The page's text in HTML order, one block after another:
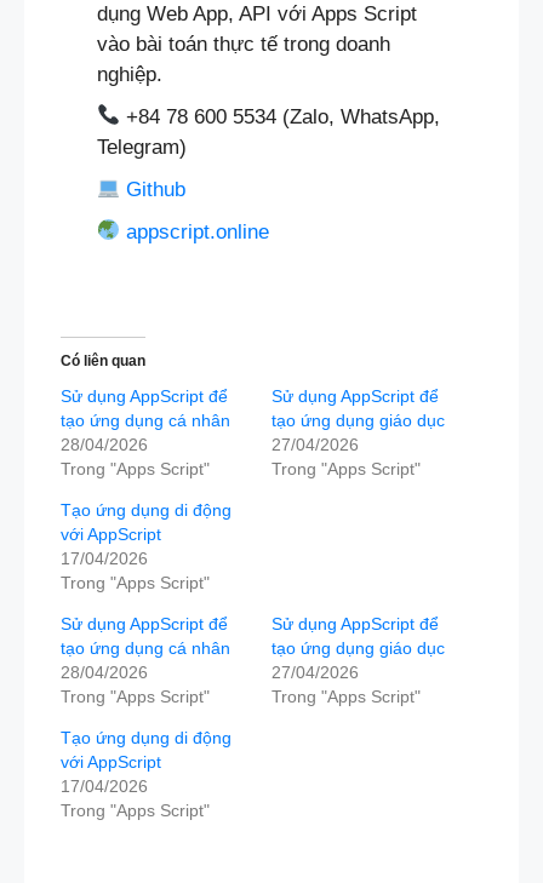
dụng Web App, API với Apps Script
vào bài toán thực tế trong doanh
nghiệp.
+84 78 600 5534 (Zalo, WhatsApp,
Telegram)
Github
appscript.online
Có liên quan
Sử dụng AppScript để
tạo ứng dụng cá nhân
28/04/2026
Trong "Apps Script"
Sử dụng AppScript để
tạo ứng dụng giáo dục
27/04/2026
Trong "Apps Script"
Tạo ứng dụng di động
với AppScript
17/04/2026
Trong "Apps Script"
Sử dụng AppScript để
tạo ứng dụng cá nhân
28/04/2026
Trong "Apps Script"
Sử dụng AppScript để
tạo ứng dụng giáo dục
27/04/2026
Trong "Apps Script"
Tạo ứng dụng di động
với AppScript
17/04/2026
Trong "Apps Script"